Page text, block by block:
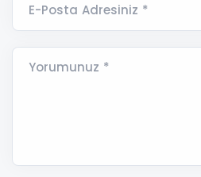
E-Posta Adresiniz *
Yorumunuz *